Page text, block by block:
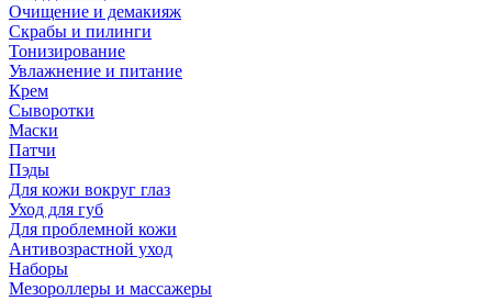
Очищение и демакияж
Скрабы и пилинги
Тонизирование
Увлажнение и питание
Крем
Сыворотки
Маски
Патчи
Пэды
Для кожи вокруг глаз
Уход для губ
Для проблемной кожи
Антивозрастной уход
Наборы
Мезороллеры и массажеры